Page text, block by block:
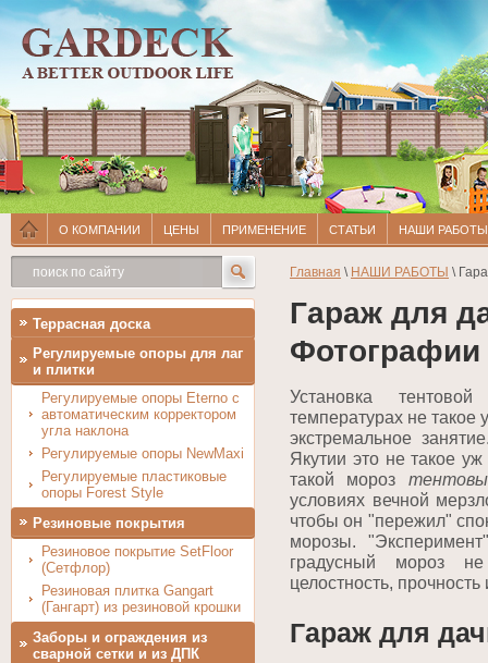
О КОМПАНИИ ЦЕНЫ ПРИМЕНЕНИЕ СТАТЬИ НАШИ РАБОТЫ
Главная \ НАШИ РАБОТЫ \
Гараж для
Установка
температурах не такое
экстремальное
Якутии это не такое
такой мороз
условиях вечной
чтобы он "пережил"
морозы.
градусный мороз
целостность,
Гараж для
Террасная доска
Регулируемые опоры для лаг
и плитки
Регулируемые опоры Eterno с
автоматическим корректором
угла наклона
Регулируемые опоры NewMaxi
Регулируемые пластиковые
опоры Forest Style
Резиновые покрытия
Резиновое покрытие SetFloor
(Сетфлор)
Резиновая плитка Gangart
(Гангарт) из резиновой крошки
Заборы и ограждения из
сварной сетки и из ДПК